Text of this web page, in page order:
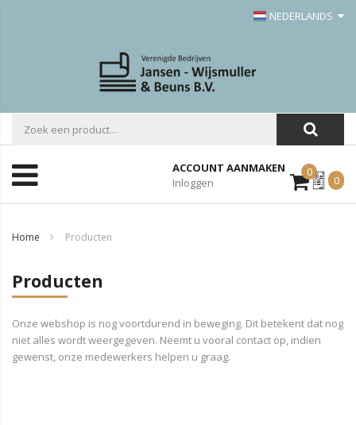
NEDERLANDS
ACCOUNT AANMAKEN
Inloggen
0Mijn
Offerte
0
Home Producten
Producten
Onze webshop is nog voortdurend in beweging. Dit betekent dat nog
niet alles wordt weergegeven. Neemt u vooral contact op, indien
gewenst, onze medewerkers helpen u graag.